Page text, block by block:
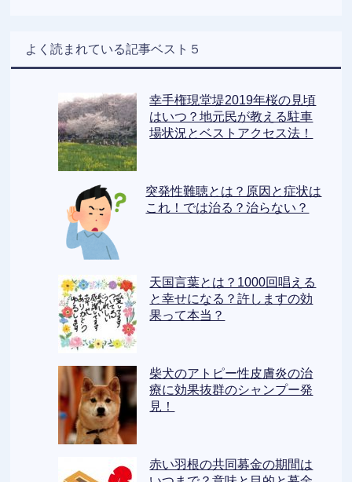
よく読まれている記事ベスト５
幸手権現堂堤2019年桜の見頃
はいつ？地元民が教える駐車
場状況とベストアクセス法！
突発性難聴とは？原因と症状は
これ！では治る？治らない？
天国言葉とは？1000回唱える
と幸せになる？許しますの効
果って本当？
柴犬のアトピー性皮膚炎の治
療に効果抜群のシャンプー発
見！
赤い羽根の共同募金の期間は